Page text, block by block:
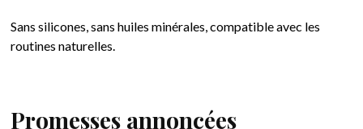
Sans silicones, sans huiles minérales, compatible avec les
routines naturelles.
Promesses annoncées